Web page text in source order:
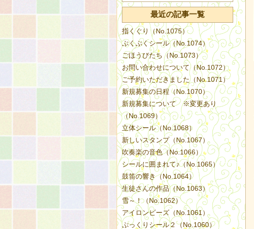
最近の記事一覧
指くぐり（No.1075）
ぷくぷくシール（No.1074）
ごほうびたち（No.1073）
お問い合わせについて（No.1072）
ご予約いただきました（No.1071）
新規募集の日程（No.1070）
新規募集について ※変更あり
（No.1069）
立体シール（No.1068）
新しいスタンプ（No.1067）
吹奏楽の音色（No.1066）
シールに囲まれて♪（No.1065）
鼓笛の響き（No.1064）
生徒さんの作品（No.1063）
雪～！（No.1062）
アイロンビーズ（No.1061）
ぷっくりシール２（No.1060）